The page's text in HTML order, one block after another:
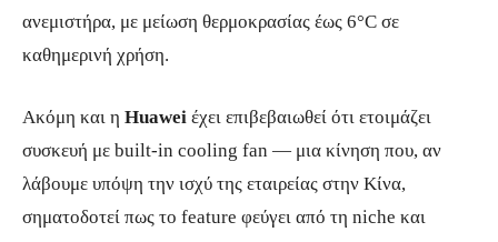
ανεμιστήρα, με μείωση θερμοκρασίας έως 6°C σε
καθημερινή χρήση.
Ακόμη και η Huawei έχει επιβεβαιωθεί ότι ετοιμάζει
συσκευή με built-in cooling fan — μια κίνηση που, αν
λάβουμε υπόψη την ισχύ της εταιρείας στην Κίνα,
σηματοδοτεί πως το feature φεύγει από τη niche και